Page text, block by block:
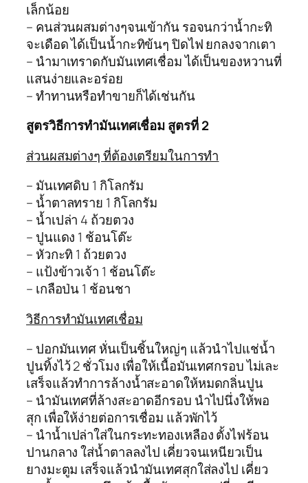
เล็กน้อย
– คนส่วนผสมต่างๆจนเข้ากัน รอจนกว่าน้ำกะทิ
จะเดือด ได้เป็นน้ำกะทิข้นๆ ปิดไฟ ยกลงจากเตา
– นำมาเทราดกับมันเทศเชื่อม ได้เป็นของหวานที่
แสนง่ายและอร่อย
– ทำทานหรือทำขายก็ได้เช่นกัน
สูตรวิธีการทำมันเทศเชื่อม สูตรที่ 2
ส่วนผสมต่างๆ ที่ต้องเตรียมในการทำ
– มันเทศดิบ 1 กิโลกรัม
– น้ำตาลทราย 1 กิโลกรัม
– น้ำเปล่า 4 ถ้วยตวง
– ปูนแดง 1 ช้อนโต๊ะ
– หัวกะทิ 1 ถ้วยตวง
– แป้งข้าวเจ้า 1 ช้อนโต๊ะ
– เกลือป่น 1 ช้อนชา
วิธีการทำมันเทศเชื่อม
– ปอกมันเทศ หั่นเป็นชิ้นใหญ่ๆ แล้วนำไปแช่น้ำ
ปูนทิ้งไว้ 2 ชั่วโมง เพื่อให้เนื้อมันเทศกรอบ ไม่เละ
เสร็จแล้วทำการล้างน้ำสะอาดให้หมดกลิ่นปูน
– นำมันเทศที่ล้างสะอาดอีกรอบ นำไปนึ่งให้พอ
สุก เพื่อให้ง่ายต่อการเชื่อม แล้วพักไว้
– นำน้ำเปล่าใส่ในกระทะทองเหลือง ตั้งไฟร้อน
ปานกลาง ใส่น้ำตาลลงไป เคี่ยวจนเหนียวเป็น
ยางมะตูม เสร็จแล้วนำมันเทศสุกใส่ลงไป เคี่ยว